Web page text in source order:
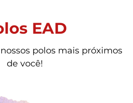
EAD
polos mais próximos
de você!